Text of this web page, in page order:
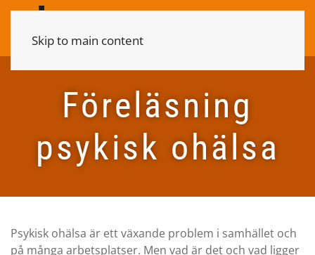
Skip to main content
Föreläsning
psykisk ohälsa
Psykisk ohälsa är ett växande problem i samhället och
på många arbetsplatser. Men vad är det och vad ligger